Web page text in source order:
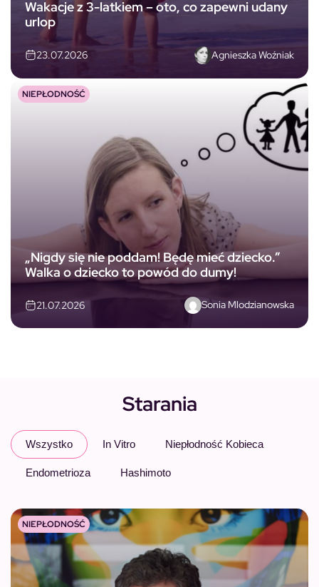
Wakacje z 3-latkiem – oto, co zapewni udany
urlop
23.07.2026 Agnieszka Woźniak
„Nigdy się nie poddam! Będę mieć dziecko.”
Walka o dziecko to powód do dumy!
21.07.2026 Sonia Mlodzianowska
NIEPŁODNOŚĆ
Starania
Wszystko In Vitro Niepłodność Kobieca
Endometrioza Hashimoto
NIEPŁODNOŚĆ